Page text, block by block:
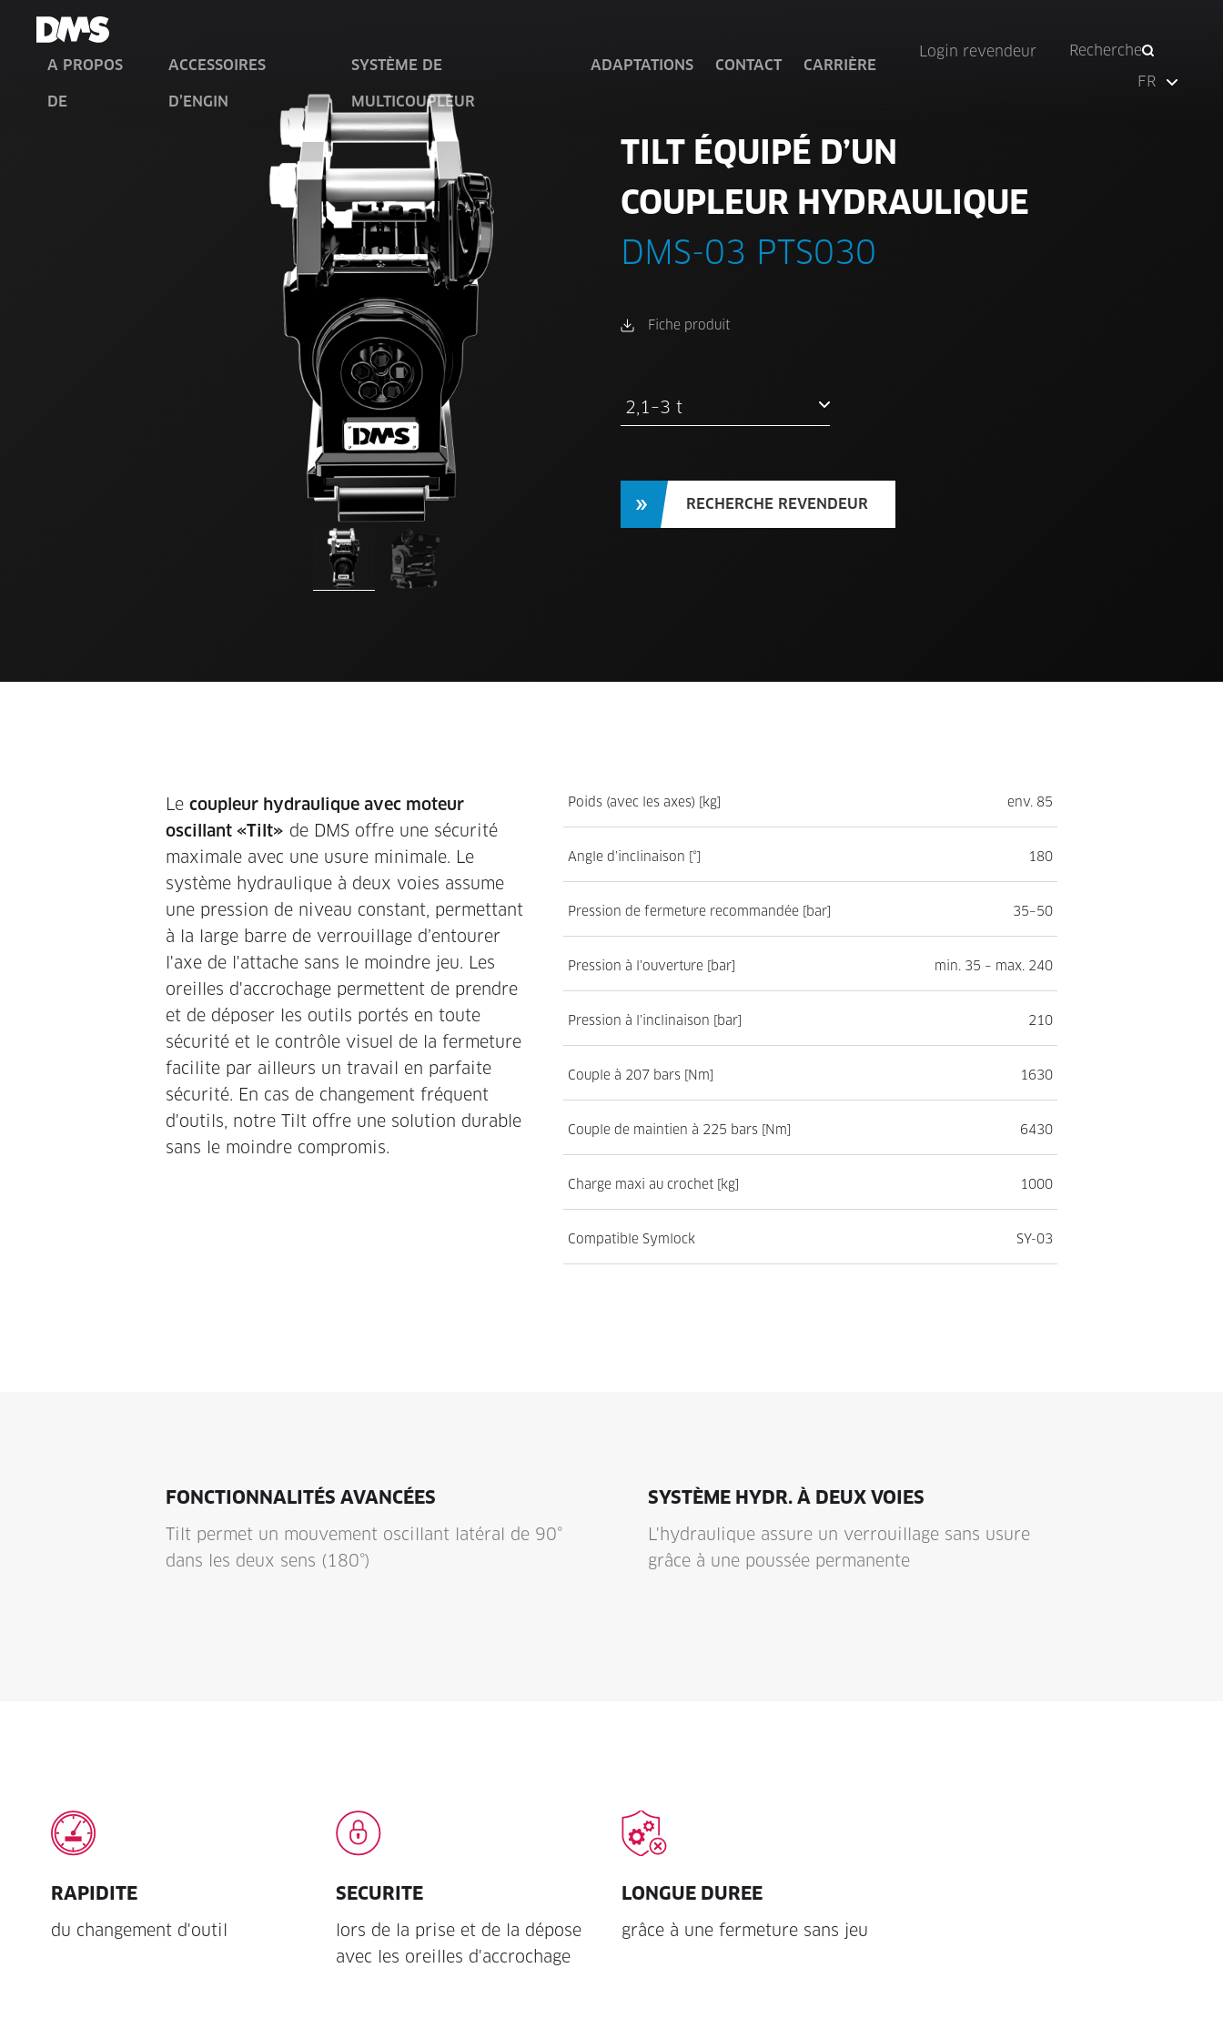
A PROPOS
DE
ACCESSOIRES
D’ENGIN
SYSTÈME DE
MULTICOUPLEUR
ADAPTATIONS CONTACT CARRIÈRE
Login revendeur
Recherche
FR
TILT ÉQUIPÉ D’UN
COUPLEUR HYDRAULIQUE
DMS-03 PTS030
Fiche produit
2,1–3 t
RECHERCHE REVENDEUR
Le coupleur hydraulique avec moteur
oscillant «Tilt» de DMS offre une sécurité
maximale avec une usure minimale. Le
système hydraulique à deux voies assume
une pression de niveau constant, permettant
à la large barre de verrouillage d’entourer
l'axe de l'attache sans le moindre jeu. Les
oreilles d'accrochage permettent de prendre
et de déposer les outils portés en toute
sécurité et le contrôle visuel de la fermeture
facilite par ailleurs un travail en parfaite
sécurité. En cas de changement fréquent
d'outils, notre Tilt offre une solution durable
sans le moindre compromis.
Poids (avec les axes) [kg] env. 85
Angle d’inclinaison [°] 180
Pression de fermeture recommandée [bar] 35–50
Pression à l’ouverture [bar] min. 35 – max. 240
Pression à l’inclinaison [bar] 210
Couple à 207 bars [Nm] 1630
Couple de maintien à 225 bars [Nm] 6430
Charge maxi au crochet [kg] 1000
Compatible Symlock SY-03
FONCTIONNALITÉS AVANCÉES
Tilt permet un mouvement oscillant latéral de 90°
dans les deux sens (180°)
SYSTÈME HYDR. À DEUX VOIES
L'hydraulique assure un verrouillage sans usure
grâce à une poussée permanente
du changement d'outil
RAPIDITE
lors de la prise et de la dépose
avec les oreilles d'accrochage
SECURITE
grâce à une fermeture sans jeu
LONGUE DUREE